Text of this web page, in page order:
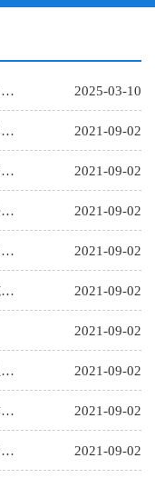
东北石油大学地球科学学院研究生劳动教育、美育教育实施细则 2025-03-10
东北石油大学研究生学术道德规范及学术不端行为处理办法 2021-09-02
东北石油大学关于接收校内外人员进修研究生课程的暂行规定 2021-09-02
东北石油大学研究生评教工作管理办法（试行） 2021-09-02
研究生课程授课教师开展教学工作有关事宜 2021-09-02
东北石油大学研究生教学质量检查实施细则 2021-09-02
2021-09-02
东北石油大学硕士专业学位研究生专业实践管理办法 2021-09-02
东北石油大学专业学位研究生培养工作暂行规定 2021-09-02
东北石油大学学术学位硕士研究生培养工作规定 2021-09-02